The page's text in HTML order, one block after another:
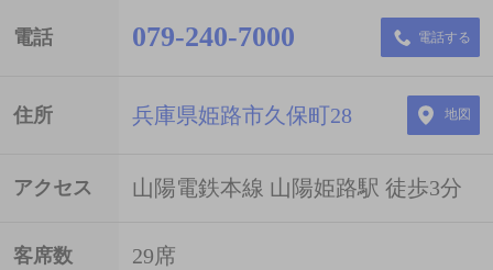
電話 079-240-7000 電話する
住所 兵庫県姫路市久保町28 地図
アクセス 山陽電鉄本線 山陽姫路駅 徒歩3分
客席数 29席